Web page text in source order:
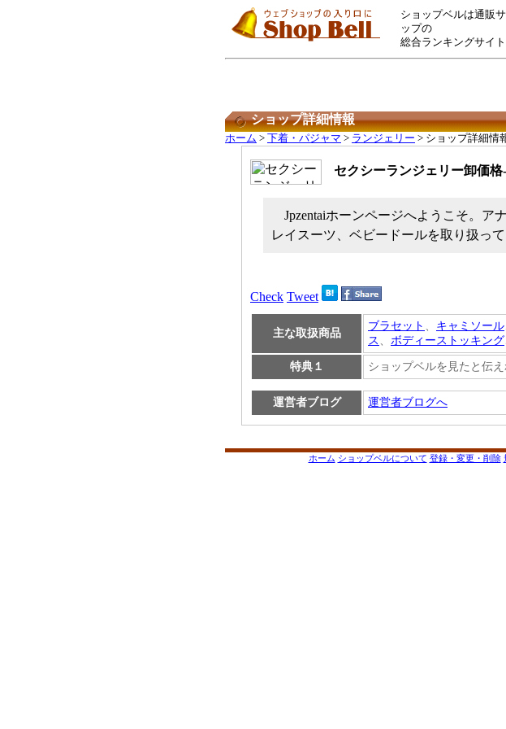
ショップベルは通販
ップの
総合ランキングサイト
ショップ詳細情報
ホーム > 下着・パジャマ > ランジェリー > ショップ詳細情
セクシーランジェリー卸価格
Jpzentaiホーンページへようこそ。
レイスーツ、ベビードールを取り扱って
Check Tweet
主な取扱商品
ブラセット 、 キャミソール
ス 、 ボディーストッキング
特典１ ショップベルを見たと伝
運営者ブログ 運営者ブログへ
ホーム ショップベルについて 登録・変更・削除